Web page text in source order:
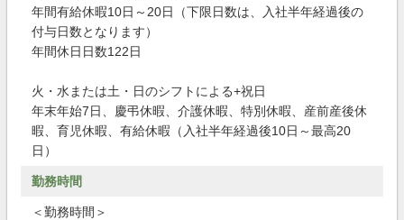
年間有給休暇10日～20日（下限日数は、入社半年経過後の
付与日数となります）
年間休日日数122日
火・水または土・日のシフトによる+祝日
年末年始7日、慶弔休暇、介護休暇、特別休暇、産前産後休
暇、育児休暇、有給休暇（入社半年経過後10日～最高20
日）
勤務時間
＜勤務時間＞